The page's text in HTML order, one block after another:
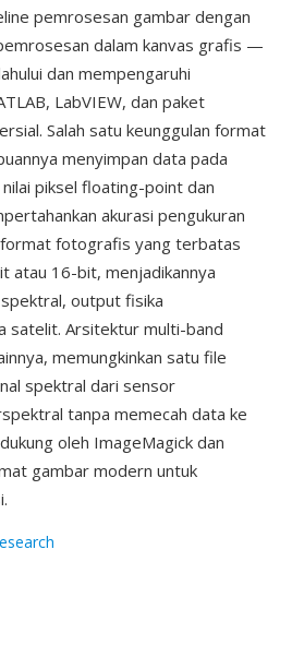
pemrosesan gambar dengan
dalam kanvas grafis —
dan mempengaruhi
LabVIEW, dan paket
Salah satu keunggulan format
menyimpan data pada
piksel floating-point dan
akurasi pengukuran
format fotografis yang terbatas
atau 16-bit, menjadikannya
output fisika
satelit. Arsitektur multi-band
memungkinkan satu file
spektral dari sensor
tanpa memecah data ke
oleh ImageMagick dan
gambar modern untuk